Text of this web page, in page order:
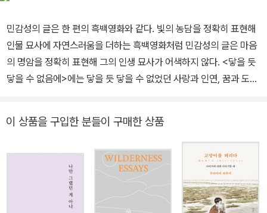
민감성의 글은 한 편의 흑백영화와 같다. 빛의 농담을 정확히 표현해
인물 묘사에 자연스러움을 더하는 흑백영화처럼 민감성의 글은 마음
의 명암을 정확히 표현해 그의 인생 묘사가 어색하지 않다. <닿을 듯
닿을 수 없음에>에는 닿을 듯 닿을 수 없었던 사랑과 인연, 꿈과 도전,
일기장과도 같다. 민감성은 이 시대를 대표하는 청춘이다. 유난히 감
고 싶지만 연봉이나 결혼 걱정을 하지 않을 수 없다. 앞은 캄캄하고 사
랑을 생각하면 불안하다. 그럼에도 불구하고 행복하길 원한다. 그는
이 언덕을 함께 오르고 있는 이들에게 저기까지 올라가면 같이 시원
이 상품을 구입한 분들이 구매한 상품